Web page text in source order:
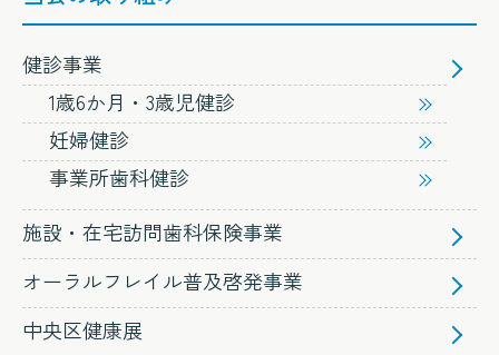
健診事業
1歳6か月・3歳児健診
妊婦健診
事業所歯科健診
施設・在宅訪問歯科保険事業
オーラルフレイル普及啓発事業
中央区健康展